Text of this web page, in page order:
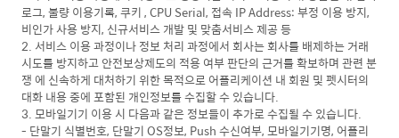
로그, 불량 이용기록, 쿠키 , CPU Serial, 접속 IP Address: 부정 이용 방지,
비인가 사용 방지, 신규서비스 개발 및 맞춤서비스 제공 등
2. 서비스 이용 과정이나 정보 처리 과정에서 회사는 회사를 배제하는 거래
시도를 방지하고 안전보상제도의 적용 여부 판단의 근거를 확보하며 관련 분
쟁 에 신속하게 대처하기 위한 목적으로 어플리케이션 내 회원 및 펫시터의
대화 내용 중에 포함된 개인정보를 수집할 수 있습니다.
3. 모바일기기 이용 시 다음과 같은 정보들이 추가로 수집될 수 있습니다.
- 단말기 식별번호, 단말기 OS정보, Push 수신여부, 모바일기기명, 어플리